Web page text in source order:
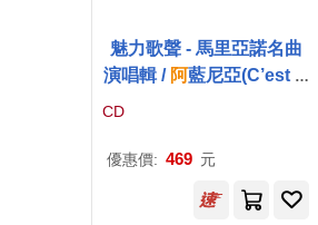
魅力歌聲 - 馬里亞諾名曲
演唱輯 / 阿藍尼亞(C’est M
agnifique ! Roberto Alag
CD
優惠價: 469 元